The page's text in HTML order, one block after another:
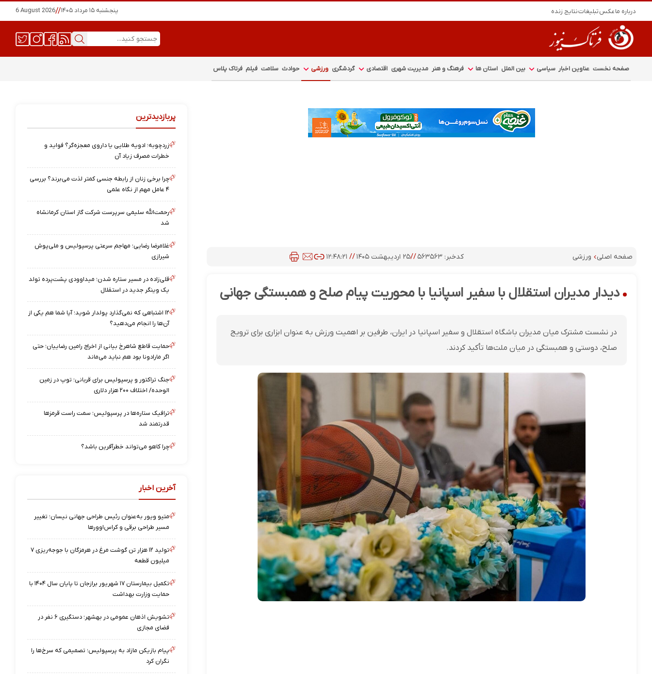
درباره ماعکستبلیغاتنتایج زنده پنجشنبه ۱۵ مرداد ۱۴۰۵ //
6 August 2026
صفحه نخست عناوین اخبار سیاسی بین الملل استان ها فرهنگ و هنر مدیریت شهری اقتصادی گردشگری ورزشی حوادث سلامت فیلم فرتاک پلاس
صفحه اصلی ورزشی کدخبر: ۵۶۳۵۶۳ //۲۵ اردیبهشت ۱۴۰۵ // ۱۲:۴۸:۲۱
دیدار مدیران استقلال با سفیر اسپانیا با محوریت پیام صلح و همبستگی جهانی
در نشست مشترک میان مدیران باشگاه استقلال و سفیر اسپانیا در ایران، طرفین بر اهمیت ورزش به عنوان ابزاری برای ترویج
صلح، دوستی و همبستگی در میان ملت‌ها تأکید کردند.
پربازدیدترین
زردچوبه؛ ادویه طلایی یا داروی معجزه‌گر؟ فواید و
خطرات مصرف زیاد آن
چرا برخی زنان از رابطه جنسی کمتر لذت می‌برند؟ بررسی
۴ عامل مهم از نگاه علمی
رحمت‌الله سلیمی سرپرست شرکت گاز استان کرمانشاه
شد
غلامرضا رضایی؛ مهاجم سرعتی پرسپولیس و ملی‌پوش
شیرازی
قلی‌زاده در مسیر ستاره شدن؛ میداوودی پشت‌پرده تولد
یک وینگر جدید در استقلال
۱۲ اشتباهی که نمی‌گذارد پولدار شوید؛ آیا شما هم یکی از
آن‌ها را انجام می‌دهید؟
حمایت قاطع شاهرخ بیانی از اخراج رامین رضاییان؛ حتی
اگر مارادونا بود هم نباید می‌ماند
جنگ تراکتور و پرسپولیس برای قربانی؛ توپ در زمین
الوحده/ اختلاف ۲۰۰ هزار دلاری
ترافیک ستاره‌ها در پرسپولیس؛ سمت راست قرمزها
قدرتمند شد
چرا کاهو می‌تواند خطرآفرین باشد؟
آخرین اخبار
متیو ویور به‌عنوان رئیس طراحی جهانی نیسان؛ تغییر
مسیر طراحی برقی و کراس‌اوورها
تولید ۱۲ هزار تن گوشت مرغ در هرمزگان با جوجه‌ریزی ۷
میلیون قطعه
تکمیل بیمارستان ۱۷ شهریور برازجان تا پایان سال ۱۴۰۴ با
حمایت وزارت بهداشت
تشویش اذهان عمومی در بهشهر؛ دستگیری ۶ نفر در
فضای مجازی
پیام بازیکن مازاد به پرسپولیس؛ تصمیمی که سرخ‌ها را
نگران کرد